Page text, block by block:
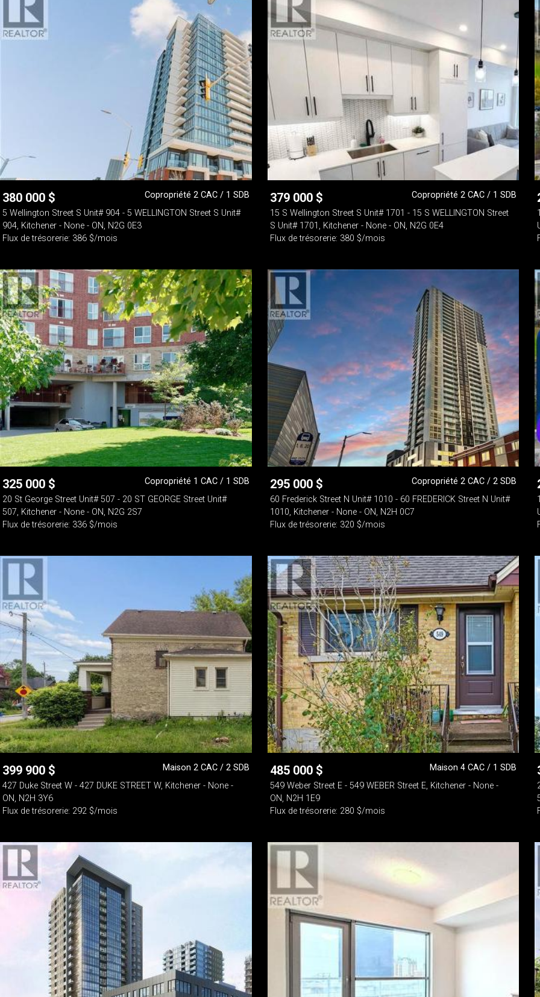
380 000 $
Copropriété 2 CAC / 1 SDB
5 Wellington Street S Unit# 904 - 5 WELLINGTON Street S Unit#
904, Kitchener - None - ON, N2G 0E3
Flux de trésorerie: 386 $/mois
379 000 $
Copropriété 2 CAC / 1 SDB
15 S Wellington Street S Unit# 1701 - 15 S WELLINGTON Street
S Unit# 1701, Kitchener - None - ON, N2G 0E4
Flux de trésorerie: 380 $/mois
325 000 $
Copropriété 1 CAC / 1 SDB
20 St George Street Unit# 507 - 20 ST GEORGE Street Unit#
507, Kitchener - None - ON, N2G 2S7
Flux de trésorerie: 336 $/mois
295 000 $
Copropriété 2 CAC / 2 SDB
60 Frederick Street N Unit# 1010 - 60 FREDERICK Street N Unit#
1010, Kitchener - None - ON, N2H 0C7
Flux de trésorerie: 320 $/mois
399 900 $
Maison 2 CAC / 2 SDB
427 Duke Street W - 427 DUKE STREET W, Kitchener - None -
ON, N2H 3Y6
Flux de trésorerie: 292 $/mois
485 000 $
Maison 4 CAC / 1 SDB
549 Weber Street E - 549 WEBER Street E, Kitchener - None -
ON, N2H 1E9
Flux de trésorerie: 280 $/mois